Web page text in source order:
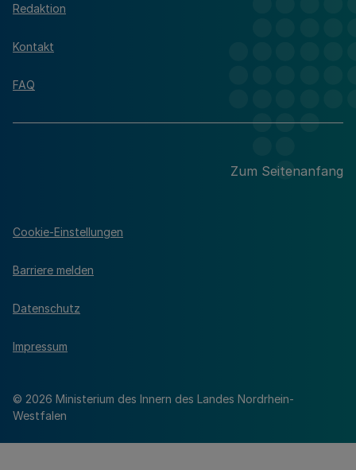
Redaktion
Kontakt
FAQ
Zum Seitenanfang
© 2026 Ministerium des Innern des Landes Nordrhein-
Westfalen
Cookie-Einstellungen
Barriere melden
Datenschutz
Impressum